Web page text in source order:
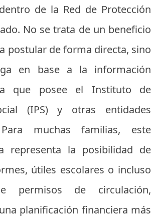
de la Red de Protección
No se trata de un beneficio
postular de forma directa, sino
en base a la información
que posee el Instituto de
(IPS) y otras entidades
muchas familias, este
representa la posibilidad de
útiles escolares o incluso
permisos de circulación,
planificación financiera más